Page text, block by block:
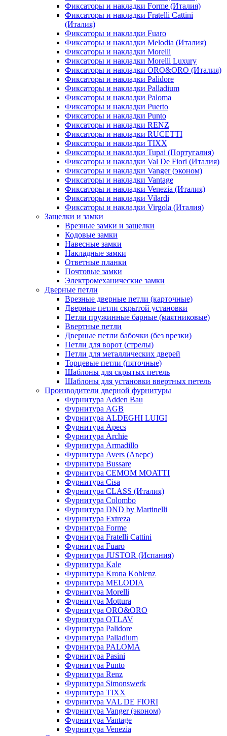
Фиксаторы и накладки Forme (Италия)
Фиксаторы и накладки Fratelli Cattini
(Италия)
Фиксаторы и накладки Fuaro
Фиксаторы и накладки Melodia (Италия)
Фиксаторы и накладки Morelli
Фиксаторы и накладки Morelli Luxury
Фиксаторы и накладки ORO&ORO (Италия)
Фиксаторы и накладки Palidore
Фиксаторы и накладки Palladium
Фиксаторы и накладки Paloma
Фиксаторы и накладки Puerto
Фиксаторы и накладки Punto
Фиксаторы и накладки RENZ
Фиксаторы и накладки RUCETTI
Фиксаторы и накладки TIXX
Фиксаторы и накладки Tupai (Португалия)
Фиксаторы и накладки Val De Fiori (Италия)
Фиксаторы и накладки Vanger (эконом)
Фиксаторы и накладки Vantage
Фиксаторы и накладки Venezia (Италия)
Фиксаторы и накладки Vilardi
Фиксаторы и накладки Virgola (Италия)
Защелки и замки
Врезные замки и защелки
Кодовые замки
Навесные замки
Накладные замки
Ответные планки
Почтовые замки
Электромеханические замки
Дверные петли
Врезные дверные петли (карточные)
Дверные петли скрытой установки
Петли пружинные барные (маятниковые)
Ввертные петли
Дверные петли бабочки (без врезки)
Петли для ворот (стрелы)
Петли для металлических дверей
Торцевые петли (пяточные)
Шаблоны для скрытых петель
Шаблоны для установки ввертных петель
Производители дверной фурнитуры
Фурнитура Adden Bau
Фурнитура AGB
Фурнитура ALDEGHI LUIGI
Фурнитура Apecs
Фурнитура Archie
Фурнитура Armadillo
Фурнитура Avers (Аверс)
Фурнитура Bussare
Фурнитура CEMOM MOATTI
Фурнитура Cisa
Фурнитура CLASS (Италия)
Фурнитура Colombo
Фурнитура DND by Martinelli
Фурнитура Extreza
Фурнитура Forme
Фурнитура Fratelli Cattini
Фурнитура Fuaro
Фурнитура JUSTOR (Испания)
Фурнитура Kale
Фурнитура Krona Koblenz
Фурнитура MELODIA
Фурнитура Morelli
Фурнитура Mottura
Фурнитура ORO&ORO
Фурнитура OTLAV
Фурнитура Palidore
Фурнитура Palladium
Фурнитура PALOMA
Фурнитура Pasini
Фурнитура Punto
Фурнитура Renz
Фурнитура Simonswerk
Фурнитура TIXX
Фурнитура VAL DE FIORI
Фурнитура Vanger (эконом)
Фурнитура Vantage
Фурнитура Venezia